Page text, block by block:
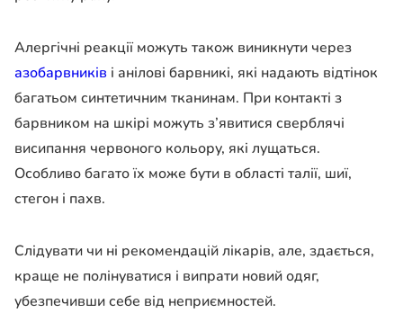
Алергічні реакції можуть також виникнути через
азобарвників і анілові барвникі, які надають відтінок
багатьом синтетичним тканинам. При контакті з
барвником на шкірі можуть з’явитися сверблячі
висипання червоного кольору, які лущаться.
Особливо багато їх може бути в області талії, шиї,
стегон і пахв.
Слідувати чи ні рекомендацій лікарів, але, здається,
краще не полінуватися і випрати новий одяг,
убезпечивши себе від неприємностей.